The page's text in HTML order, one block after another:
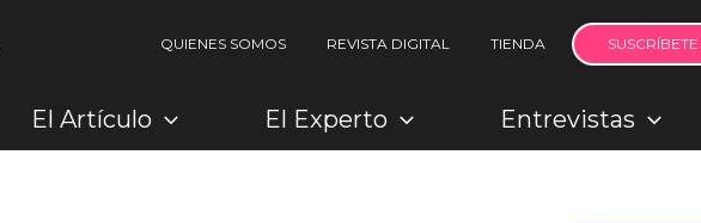
QUIENES SOMOS REVISTA DIGITAL TIENDA SUSCRÍBETE
El Artículo El Experto Entrevistas